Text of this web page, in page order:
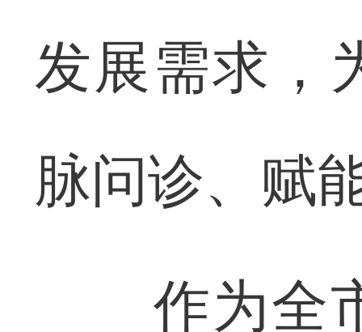
发展需求，
脉问诊、赋
作为全市